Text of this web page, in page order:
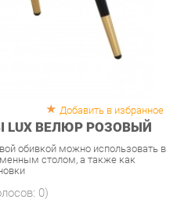
LUX ВЕЛЮР РОЗОВЫЙ
обивкой можно использовать в
столом, а также как
0)